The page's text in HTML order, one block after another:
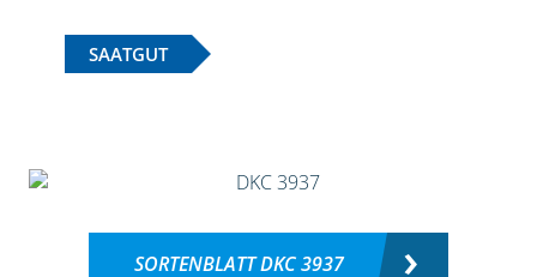
SAATGUT
SORTENBLATT DKC 3937